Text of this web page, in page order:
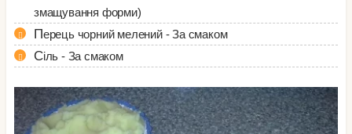
змащування форми)
Перець чорний мелений - За смаком
Сіль - За смаком